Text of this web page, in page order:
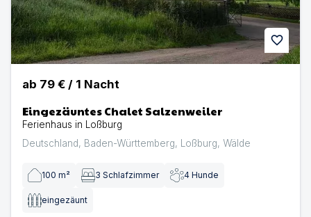
favorite
ab 79 € / 1 Nacht
Eingezäuntes Chalet Salzenweiler
Ferienhaus in Loßburg
Deutschland, Baden-Württemberg, Loßburg, Wälde
100 m² 3 Schlafzimmer 4 Hunde
eingezäunt